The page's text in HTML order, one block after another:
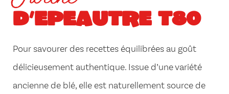
D’EPEAUTRE T80
Pour savourer des recettes équilibrées au goût
délicieusement authentique. Issue d’une variété
ancienne de blé, elle est naturellement source de